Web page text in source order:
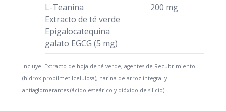
L-Teanina
Extracto de té verde
Epigalocatequina
galato EGCG (5 mg)
200 mg
Incluye: Extracto de hoja de té verde, agentes de Recubrimiento
(hidroxipropilmetilcelulosa), harina de arroz integral y
antiaglomerantes (ácido esteárico y dióxido de silicio).